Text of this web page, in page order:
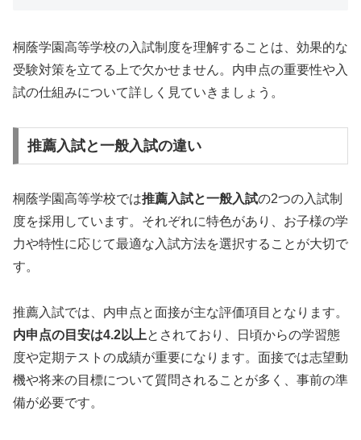
桐蔭学園高等学校の入試制度を理解することは、効果的な
受験対策を立てる上で欠かせません。内申点の重要性や入
試の仕組みについて詳しく見ていきましょう。
推薦入試と一般入試の違い
桐蔭学園高等学校では推薦入試と一般入試の2つの入試制
度を採用しています。それぞれに特色があり、お子様の学
力や特性に応じて最適な入試方法を選択することが大切で
す。
推薦入試では、内申点と面接が主な評価項目となります。
内申点の目安は4.2以上とされており、日頃からの学習態
度や定期テストの成績が重要になります。面接では志望動
機や将来の目標について質問されることが多く、事前の準
備が必要です。